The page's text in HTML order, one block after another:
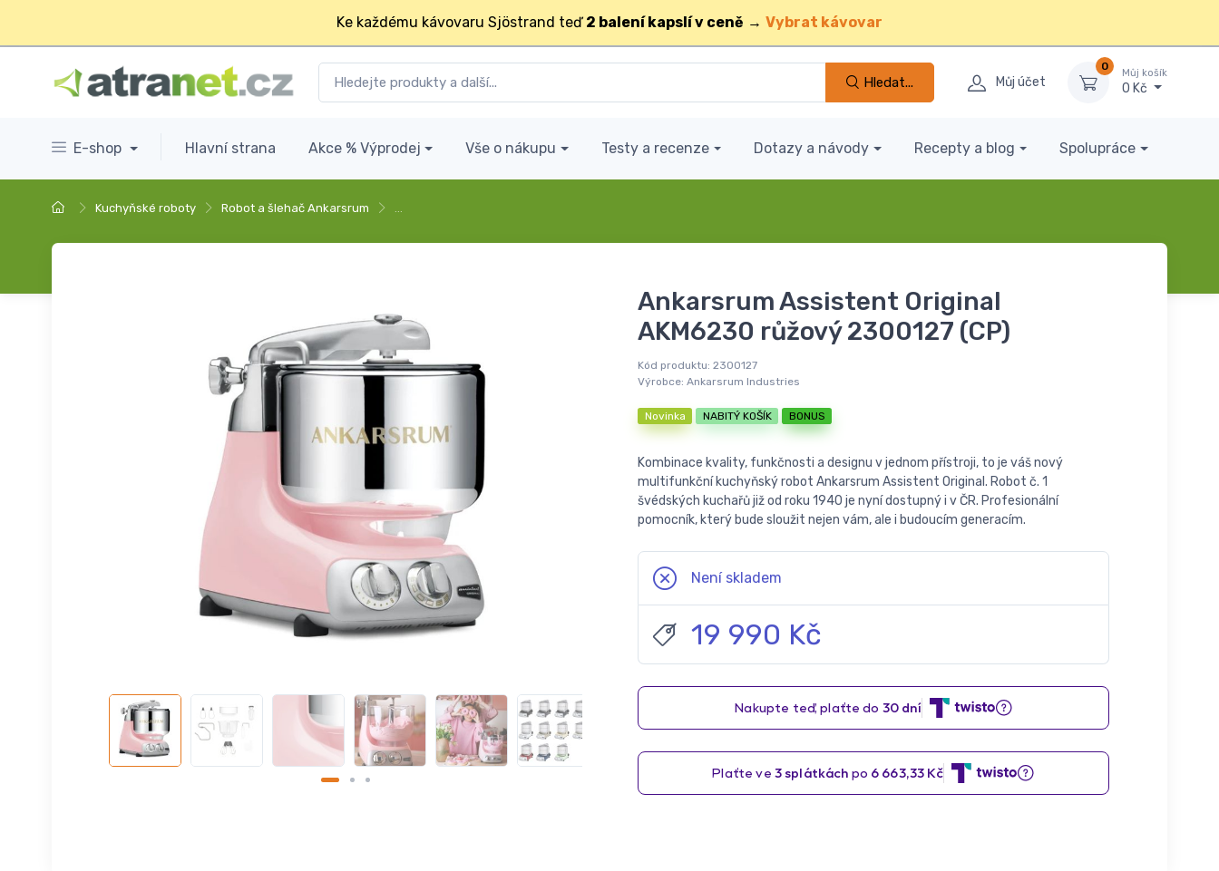
Ke každému kávovaru Sjöstrand teď 2 balení kapslí v ceně → Vybrat kávovar
Hledat... Můj účet
0
Můj košík
0 Kč
E-shop Hlavní strana Akce % Výprodej Vše o nákupu Testy a recenze Dotazy a návody Recepty a blog Spolupráce
Kuchyňské roboty Robot a šlehač Ankarsrum
Ankarsrum Assistent Original
AKM6230 růžový 2300127 (CP)
Kód produktu: 2300127
Výrobce: Ankarsrum Industries
Novinka NABITÝ KOŠÍK BONUS
Kombinace kvality, funkčnosti a designu v jednom přístroji, to je váš nový
multifunkční kuchyňský robot Ankarsrum Assistent Original. Robot č. 1
švédských kuchařů již od roku 1940 je nyní dostupný i v ČR. Profesionální
pomocník, který bude sloužit nejen vám, ale i budoucím generacím.
Není skladem
19 990 Kč